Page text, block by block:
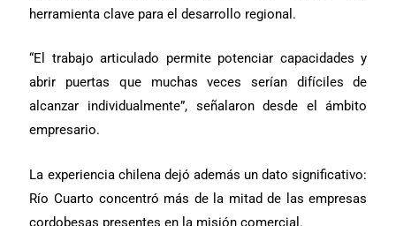
herramienta clave para el desarrollo regional.
“El trabajo articulado permite potenciar capacidades y
abrir puertas que muchas veces serían difíciles de
alcanzar individualmente”, señalaron desde el ámbito
empresario.
La experiencia chilena dejó además un dato significativo:
Río Cuarto concentró más de la mitad de las empresas
cordobesas presentes en la misión comercial.